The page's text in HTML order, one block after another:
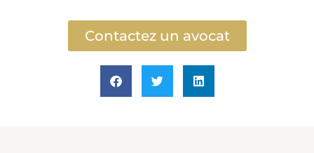
Contactez un avocat